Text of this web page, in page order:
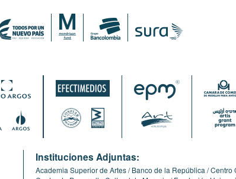
Instituciones Adjuntas:
Academia Superior de Artes Banco de la República Centro